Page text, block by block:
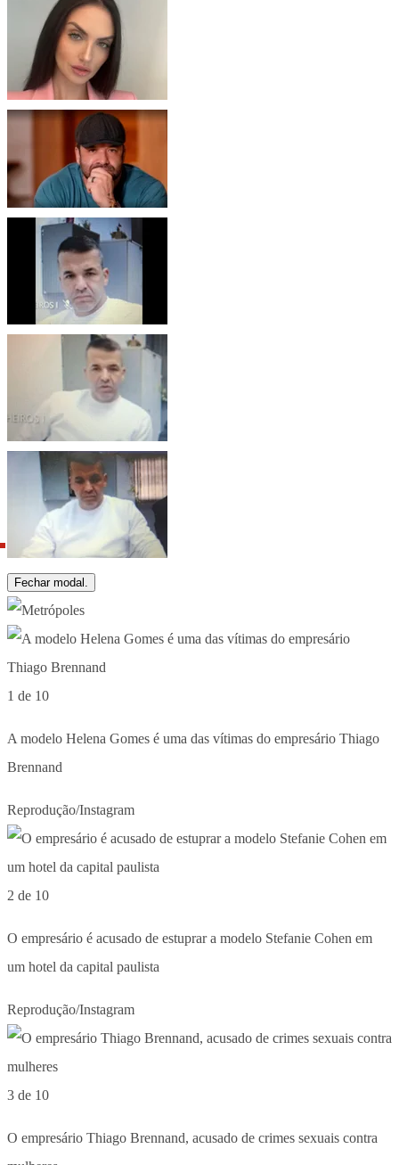
Fechar modal.
1 de 10
A modelo Helena Gomes é uma das vítimas do empresário Thiago
Brennand
Reprodução/Instagram
2 de 10
O empresário é acusado de estuprar a modelo Stefanie Cohen em
um hotel da capital paulista
Reprodução/Instagram
3 de 10
O empresário Thiago Brennand, acusado de crimes sexuais contra